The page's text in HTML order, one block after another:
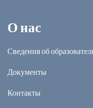
О нас
Сведения об
Документы
Контакты